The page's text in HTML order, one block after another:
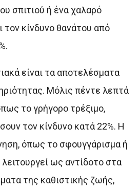
σπιτιού ή ένα χαλαρό
τον κίνδυνο θανάτου από
είναι τα αποτελέσματα
Μόλις πέντε λεπτά
το γρήγορο τρέξιμο,
τον κίνδυνο κατά 22%. Η
όπως το σφουγγάρισμα ή
ως αντίδοτο στα
της καθιστικής ζωής,